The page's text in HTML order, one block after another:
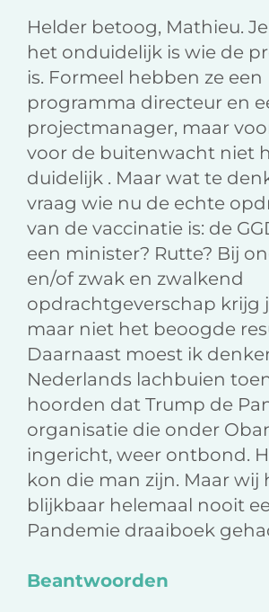
Helder betoog, Mathieu.
het onduidelijk is wie de
is. Formeel hebben ze een
programma directeur en
projectmanager, maar
voor de buitenwacht niet
duidelijk . Maar wat te
vraag wie nu de echte
van de vaccinatie is: de
een minister? Rutte? Bij
en/of zwak en zwalkend
opdrachtgeverschap krijg
maar niet het beoogde
Daarnaast moest ik
Nederlands lachbuien
hoorden dat Trump de
organisatie die onder
ingericht, weer ontbond.
kon die man zijn. Maar wij
blijkbaar helemaal nooit
Pandemie draaiboek
Beantwoorden